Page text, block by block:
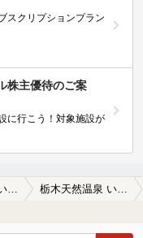
スクリプションプラン
株主優待のご案
に行こう！対象施設が
栃木天然温泉 いきいき夢ロマンの口コミ一覧 栃木天然温泉 いきいき夢ロマンの口コミ 子どもの初温泉施設でした。そこまで…